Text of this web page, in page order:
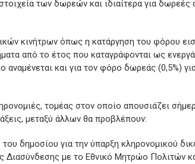
των δωρεών και ιδιαίτερα για
κινήτρων όπως η κατάργηση του φόρου
από το έτος που καταγράφονται ως
αναμένεται και για τον φόρο δωρεάς (0,5%)
τομέας στον οποίο απουσιάζει
μεταξύ άλλων θα προβλέπουν:
δημοσίου για την ύπαρξη κληρονομικού
Διασύνδεσης με το Εθνικό Μητρώο Πολιτών